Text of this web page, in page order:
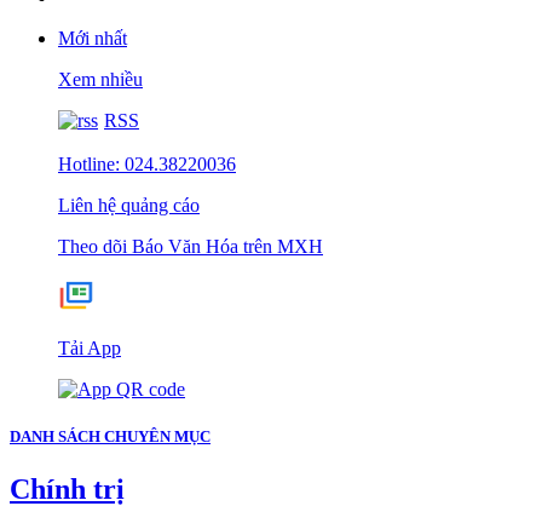
Mới nhất
Xem nhiều
RSS
Hotline: 024.38220036
Liên hệ quảng cáo
Theo dõi Báo Văn Hóa trên MXH
Tải App
DANH SÁCH CHUYÊN MỤC
Chính trị